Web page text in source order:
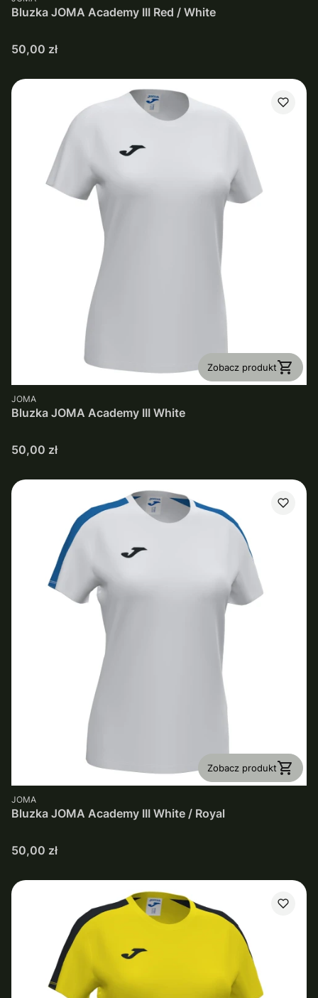
Bluzka JOMA Academy III Red / White
Cena
50,00 zł
Zobacz produkt
PRODUCENT
JOMA
Bluzka JOMA Academy III White
Cena
50,00 zł
Zobacz produkt
PRODUCENT
JOMA
Bluzka JOMA Academy III White / Royal
Cena
50,00 zł